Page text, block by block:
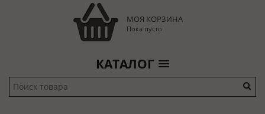
МОЯ КОРЗИНА
Пока пусто
КАТАЛОГ